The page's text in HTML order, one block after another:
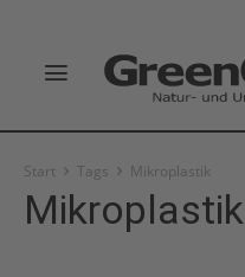
Start Tags Mikroplastik
Mikroplastik